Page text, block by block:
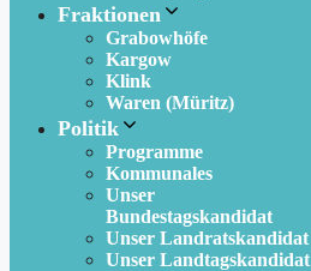
Fraktionen
Grabowhöfe
Kargow
Klink
Waren (Müritz)
Politik
Programme
Kommunales
Unser
Bundestagskandidat
Unser Landratskandidat
Unser Landtagskandidat